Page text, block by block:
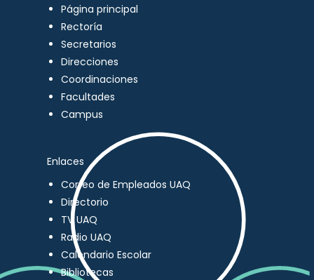
Página principal
Rectoría
Secretarios
Direcciones
Coordinaciones
Facultades
Campus
Enlaces
Correo de Empleados UAQ
Directorio
TV UAQ
Radio UAQ
Calendario Escolar
Bibliotecas